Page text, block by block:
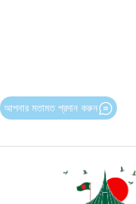
আপনার মতামত প্রদান করুন